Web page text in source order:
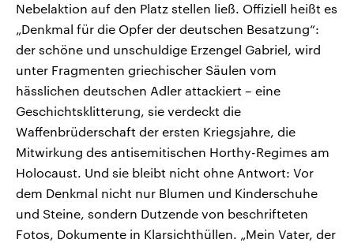
Nebelaktion auf den Platz stellen ließ. Offiziell heißt es
„Denkmal für die Opfer der deutschen Besatzung“:
der schöne und unschuldige Erzengel Gabriel, wird
unter Fragmenten griechischer Säulen vom
hässlichen deutschen Adler attackiert – eine
Geschichtsklitterung, sie verdeckt die
Waffenbrüderschaft der ersten Kriegsjahre, die
Mitwirkung des antisemitischen Horthy-Regimes am
Holocaust. Und sie bleibt nicht ohne Antwort: Vor
dem Denkmal nicht nur Blumen und Kinderschuhe
und Steine, sondern Dutzende von beschrifteten
Fotos, Dokumente in Klarsichthüllen. „Mein Vater, der